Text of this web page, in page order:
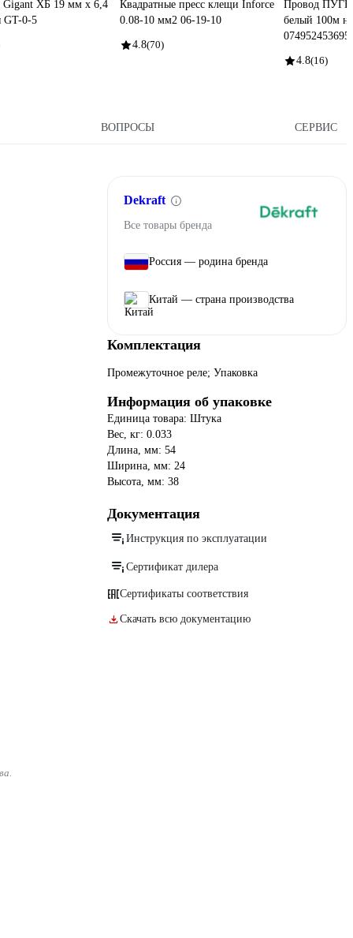
Gigant ХБ 19 мм х 6,4
GT-0-5
Квадратные пресс клещи Inforce
0.08-10 мм2 06-19-10
4.8(70)
Провод ПУГВ
белый 100м
4.8(16)
ВОПРОСЫ СЕРВИС
Dekraft
Все товары бренда
Россия — родина бренда
Китай — страна производства
Комплектация
Промежуточное реле; Упаковка
Информация об упаковке
Единица товара: Штука
Вес, кг: 0.033
Длина, мм: 54
Ширина, мм: 24
Высота, мм: 38
Документация
Инструкция по эксплуатации
Сертификат дилера
Сертификаты соответствия
Скачать всю документацию